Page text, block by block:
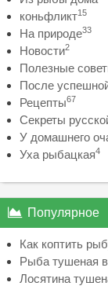
коньфликт15
На природе33
Новости2
Полезные
После
Рецепты67
Секреты
У домашнего
Уха рыбацкая4
Популярное
Как коптить
Рыба тушеная
Лосятина